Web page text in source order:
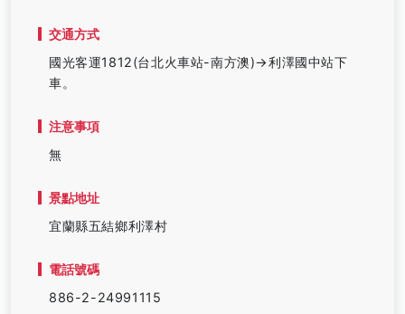
交通方式
國光客運1812(台北火車站-南方澳)→利澤國中站下
車。
注意事項
無
景點地址
宜蘭縣五結鄉利澤村
電話號碼
886-2-24991115